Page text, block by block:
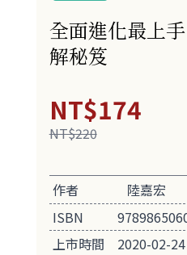
全面進化最上
解秘笈
NT$174
NT$220
作者
陸嘉宏
ISBN
上市時間
2020-02-24